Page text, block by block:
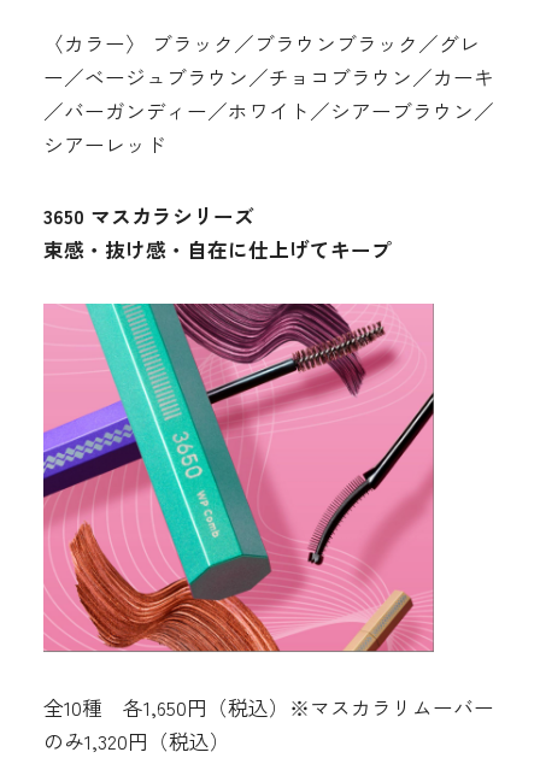
〈カラー〉 ブラック／ブラウンブラック／グレ
ー／ベージュブラウン／チョコブラウン／カーキ
／バーガンディー／ホワイト／シアーブラウン／
シアーレッド
3650 マスカラシリーズ
束感・抜け感・自在に仕上げてキープ
全10種 各1,650円（税込）※マスカラリムーバー
のみ1,320円（税込）